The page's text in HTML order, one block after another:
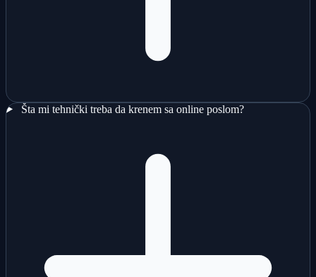
Šta mi tehnički treba da krenem sa online poslom?